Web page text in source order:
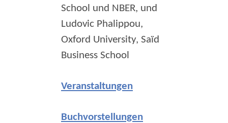
School und NBER, und
Ludovic Phalippou,
Oxford University, Saïd
Business School
Veranstaltungen
Buchvorstellungen